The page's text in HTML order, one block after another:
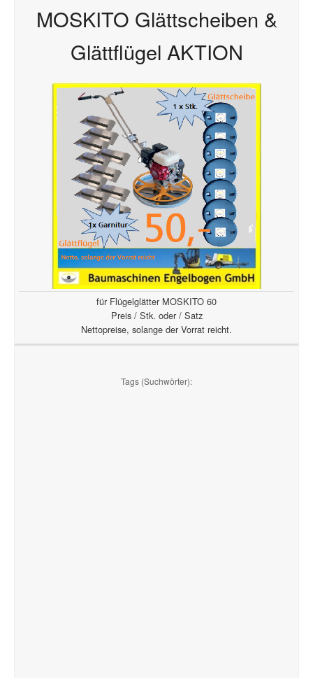
MOSKITO Glättscheiben &
Glättflügel AKTION
für Flügelglätter MOSKITO 60
Preis / Stk. oder / Satz
Nettopreise, solange der Vorrat reicht.
Tags (Suchwörter):